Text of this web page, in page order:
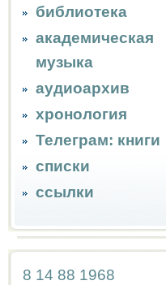
библиотека
академическая
музыка
аудиоархив
хронология
Телеграм: книги
списки
ссылки
8 14 88 1968